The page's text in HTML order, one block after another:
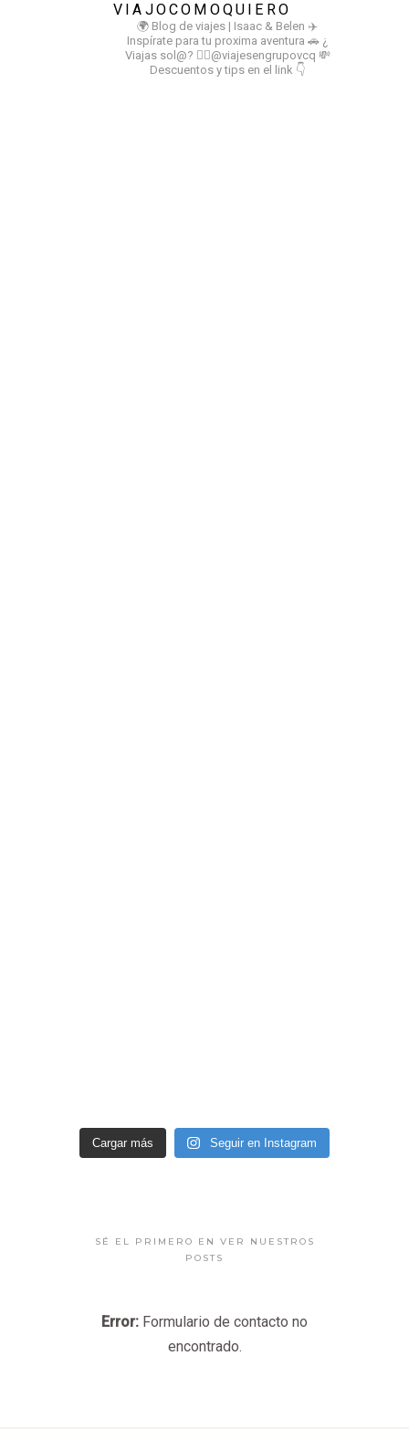
VIAJOCOMOQUIERO
🌍 Blog de viajes | Isaac & Belen ✈️
Inspírate para tu proxima aventura 🚗 ¿
Viajas sol@? 👉🏻@viajesengrupovcq 💸
Descuentos y tips en el link 👇
Cargar más Seguir en Instagram
SÉ EL PRIMERO EN VER NUESTROS
POSTS
Error: Formulario de contacto no
encontrado.